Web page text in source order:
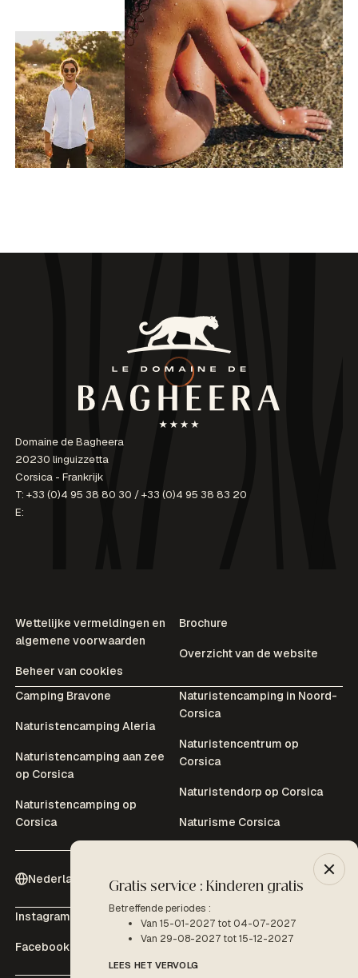
Gratis service : Kinderen gratis
Betreffende periodes :
Van 15-01-2027 tot 04-07-2027
Van 29-08-2027 tot 15-12-2027
LEES HET VERVOLG
-10%
Domaine de Bagheera
20230 linguizzetta
Corsica - Frankrijk
T:+33 (0)4 95 38 80 30 /+33 (0)4 95 38 83 20
E:
Wettelijke vermeldingen en
algemene voorwaarden
Beheer van cookies
Brochure
Overzicht van de website
Camping Bravone
Naturistencamping Aleria
Naturistencamping aan zee
op Corsica
Naturistencamping op
Corsica
Naturistencamping in Noord-
Corsica
Naturistencentrum op
Corsica
Naturistendorp op Corsica
Naturisme Corsica
Nederlands (Nl)
Instagram
Facebook
Youtube